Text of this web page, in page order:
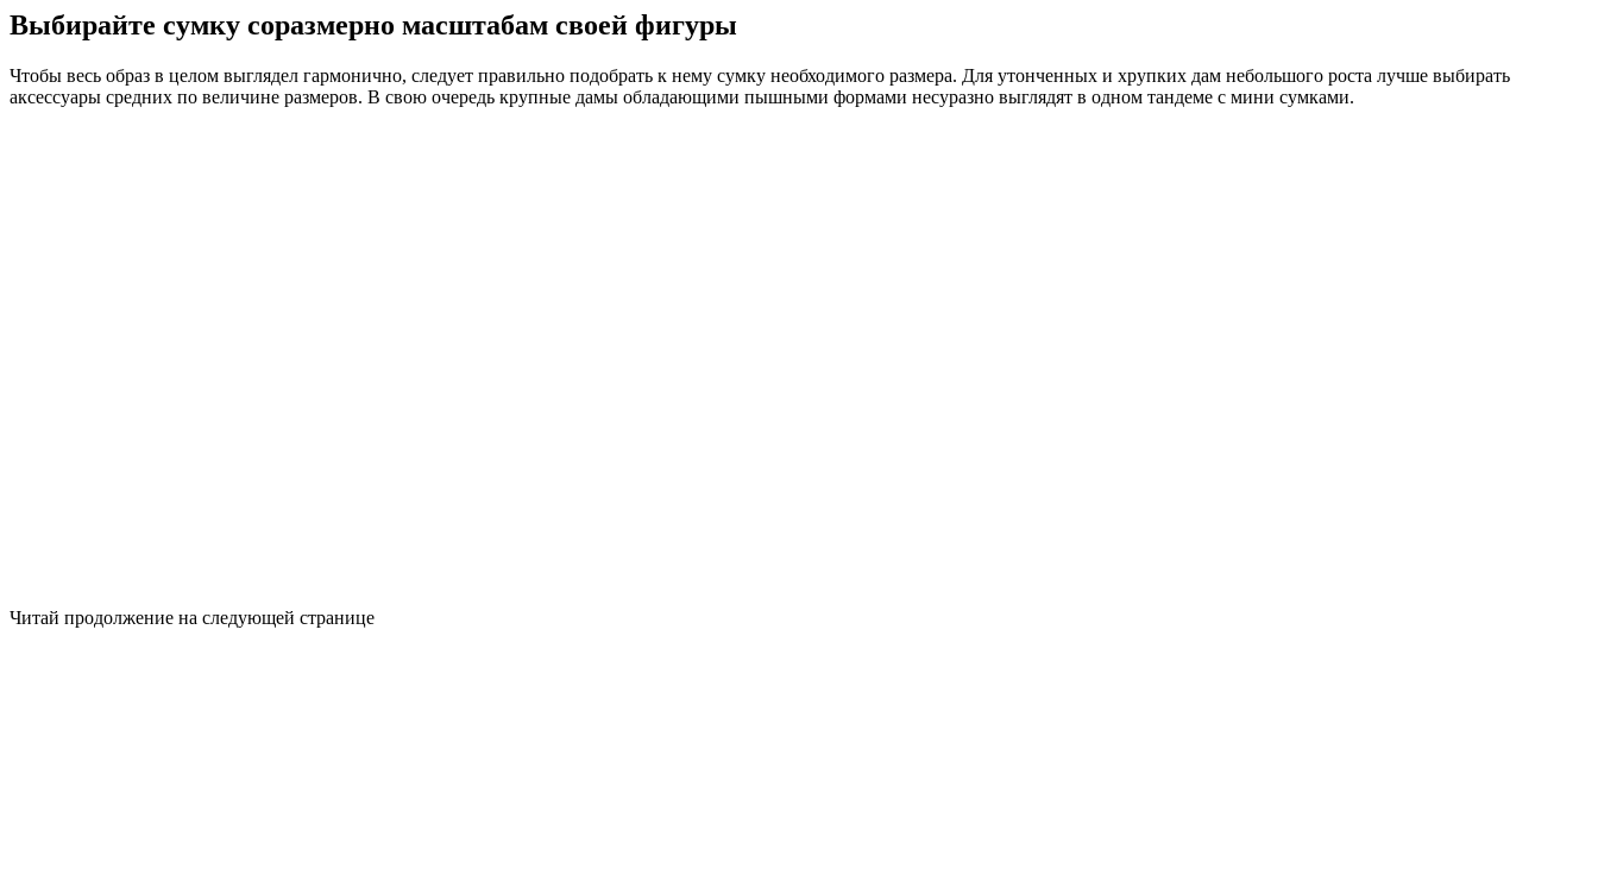
Выбирайте сумку соразмерно масштабам своей фигуры
Чтобы весь образ в целом выглядел гармонично, следует правильно подобрать к нему сумку необходимого размера. Для утонченных и хрупких дам небольшого роста лучше выбирать
аксессуары средних по величине размеров. В свою очередь крупные дамы обладающими пышными формами несуразно выглядят в одном тандеме с мини сумками.
Читай продолжение на следующей странице